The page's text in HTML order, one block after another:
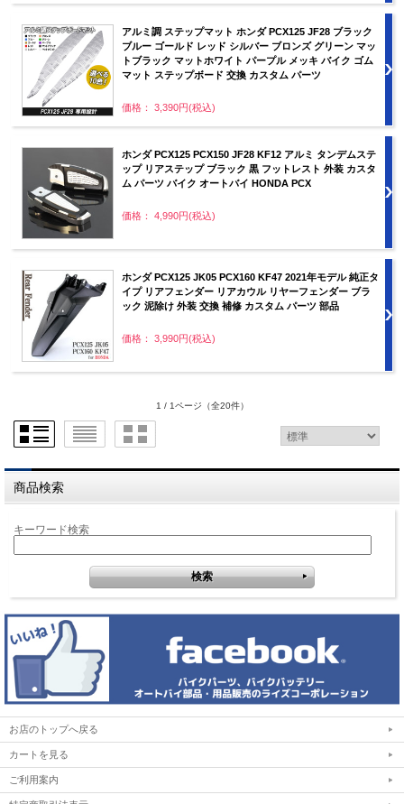
アルミ調 ステップマット ホンダ PCX125 JF28 ブラック
ブルー ゴールド レッド シルバー ブロンズ グリーン マッ
トブラック マットホワイト パープル メッキ バイク ゴム
マット ステップボード 交換 カスタム パーツ
価格： 3,390円(税込)
ホンダ PCX125 PCX150 JF28 KF12 アルミ タンデムステ
ップ リアステップ ブラック 黒 フットレスト 外装 カスタ
ム パーツ バイク オートバイ HONDA PCX
価格： 4,990円(税込)
ホンダ PCX125 JK05 PCX160 KF47 2021年モデル 純正タ
イプ リアフェンダー リアカウル リヤーフェンダー ブラ
ック 泥除け 外装 交換 補修 カスタム パーツ 部品
価格： 3,990円(税込)
1 / 1ページ （全20件）
商品検索
キーワード検索
お店のトップへ戻る
カートを見る
ご利用案内